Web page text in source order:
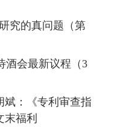
究的真问题（第
酒会最新议程（3
：《专利审查指
福利